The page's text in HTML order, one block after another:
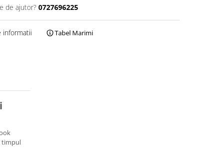
de ajutor? 0727696225
informatii Tabel Marimi
timpul